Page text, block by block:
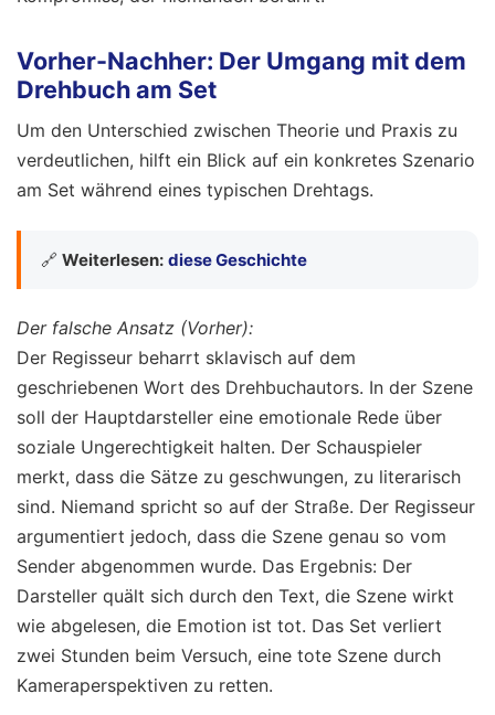
Vorher-Nachher: Der Umgang mit dem
Drehbuch am Set
Um den Unterschied zwischen Theorie und Praxis zu
verdeutlichen, hilft ein Blick auf ein konkretes Szenario
am Set während eines typischen Drehtags.
🔗 Weiterlesen: diese Geschichte
Der falsche Ansatz (Vorher):
Der Regisseur beharrt sklavisch auf dem
geschriebenen Wort des Drehbuchautors. In der Szene
soll der Hauptdarsteller eine emotionale Rede über
soziale Ungerechtigkeit halten. Der Schauspieler
merkt, dass die Sätze zu geschwungen, zu literarisch
sind. Niemand spricht so auf der Straße. Der Regisseur
argumentiert jedoch, dass die Szene genau so vom
Sender abgenommen wurde. Das Ergebnis: Der
Darsteller quält sich durch den Text, die Szene wirkt
wie abgelesen, die Emotion ist tot. Das Set verliert
zwei Stunden beim Versuch, eine tote Szene durch
Kameraperspektiven zu retten.